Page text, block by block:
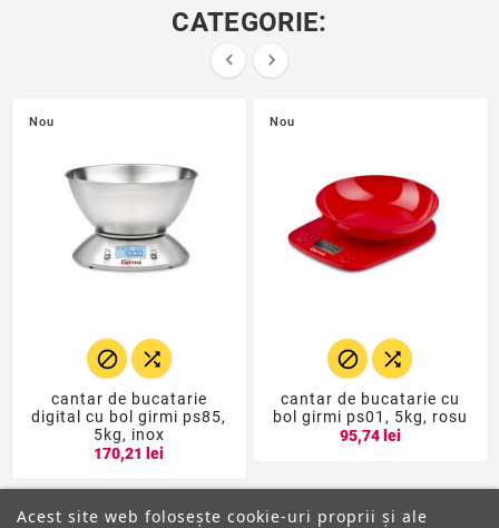
CATEGORIE:
 
Nou
 
cantar de bucatarie
digital cu bol girmi ps85,
5kg, inox
170,21 lei
Nou
 
cantar de bucatarie cu
bol girmi ps01, 5kg, rosu
95,74 lei
Acest site web folosește cookie-uri proprii și ale